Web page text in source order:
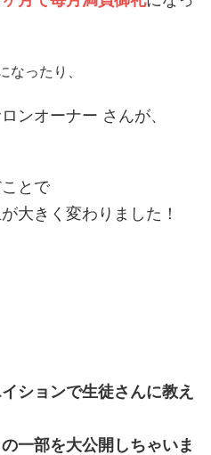
なったり、
ンオーナー さんが、
とで
大きく変わりました！
ションで生徒さんに教え
一部を大公開しちゃいま